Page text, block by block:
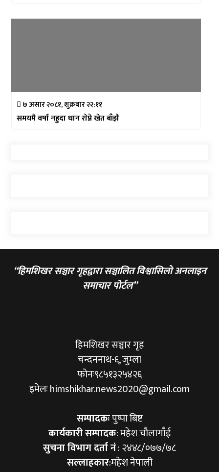
७ असार २०८१, शुक्रबार २२:११
समयमै वर्षा नहुदा धान राेप्ने खेत बाँझै
“हिमशिखर सञ्चार गृहद्वारा सञ्चालित विश्वासिलो अनलाइन
समाचार पोर्टल”
हिमशिखर सञ्चार गृह
चन्दननाथ-६, जुम्ला
फोनः९८५१३२५४२६
इमेलः himshikhar.news2020@gmail.com
सम्पादकःपुष्पा बिष्ट
कार्यकारी सम्पादक: महेश चौलागाँई
सुचना विभाग दर्ता नं: २४४८/०७७/७८
सल्लाहकार:महेश नेपाली